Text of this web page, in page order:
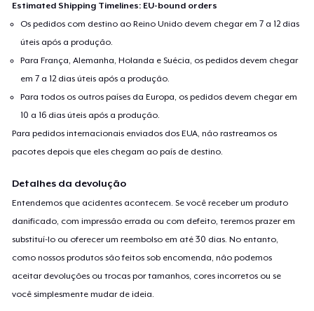
Estimated Shipping Timelines: EU-bound orders
Os pedidos com destino ao Reino Unido devem chegar em 7 a 12 dias
úteis após a produção.
Para França, Alemanha, Holanda e Suécia, os pedidos devem chegar
em 7 a 12 dias úteis após a produção.
Para todos os outros países da Europa, os pedidos devem chegar em
10 a 16 dias úteis após a produção.
Para pedidos internacionais enviados dos EUA, não rastreamos os
pacotes depois que eles chegam ao país de destino.
Detalhes da devolução
Entendemos que acidentes acontecem. Se você receber um produto
danificado, com impressão errada ou com defeito, teremos prazer em
substituí-lo ou oferecer um reembolso em até 30 dias. No entanto,
como nossos produtos são feitos sob encomenda, não podemos
aceitar devoluções ou trocas por tamanhos, cores incorretos ou se
você simplesmente mudar de ideia.